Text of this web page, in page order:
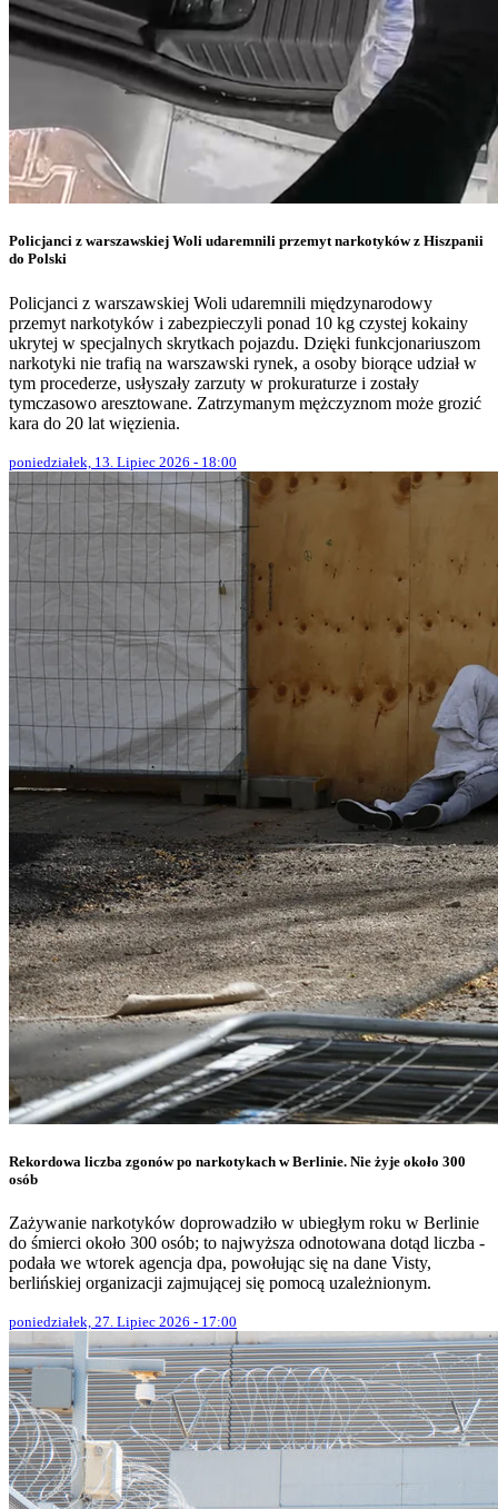
Policjanci z warszawskiej Woli udaremnili przemyt narkotyków z Hiszpanii
do Polski
Policjanci z warszawskiej Woli udaremnili międzynarodowy
przemyt narkotyków i zabezpieczyli ponad 10 kg czystej kokainy
ukrytej w specjalnych skrytkach pojazdu. Dzięki funkcjonariuszom
narkotyki nie trafią na warszawski rynek, a osoby biorące udział w
tym procederze, usłyszały zarzuty w prokuraturze i zostały
tymczasowo aresztowane. Zatrzymanym mężczyznom może grozić
kara do 20 lat więzienia.
poniedziałek, 13. Lipiec 2026 - 18:00
Rekordowa liczba zgonów po narkotykach w Berlinie. Nie żyje około 300
osób
Zażywanie narkotyków doprowadziło w ubiegłym roku w Berlinie
do śmierci około 300 osób; to najwyższa odnotowana dotąd liczba -
podała we wtorek agencja dpa, powołując się na dane Visty,
berlińskiej organizacji zajmującej się pomocą uzależnionym.
poniedziałek, 27. Lipiec 2026 - 17:00